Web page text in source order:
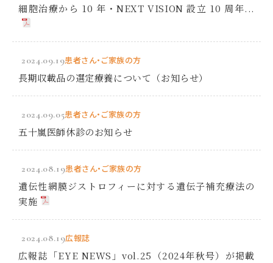
細胞治療から 10 年・NEXT VISION 設立 10 周年...
2024.09.19患者さん・ご家族の方
長期収載品の選定療養について（お知らせ）
2024.09.05患者さん・ご家族の方
五十嵐医師休診のお知らせ
2024.08.19患者さん・ご家族の方
遺伝性網膜ジストロフィーに対する遺伝子補充療法の
実施
2024.08.19広報誌
広報誌「EYE NEWS」vol.25（2024年秋号）が掲載